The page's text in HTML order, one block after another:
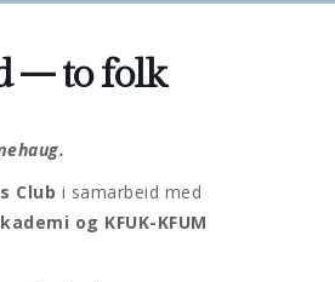
– to folk
Club i samarbeid med
og KFUK-KFUM